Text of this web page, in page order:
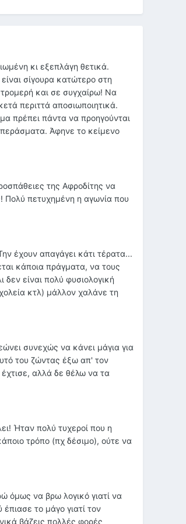
κι εξεπλάγη θετικά.
σίγουρα κατώτερο στη
και σε συγχαίρω! Να
περιττά αποσιωποιητικά.
πρέπει πάντα να προηγούνται
Άφηνε το κείμενο
της Αφροδίτης να
Πολύ πετυχημένη η αγωνία που
έχουν απαγάγει κάτι τέρατα...
κάποια πράγματα, να τους
είναι πολύ φυσιολογική
κτλ) μάλλον χαλάνε τη
συνεχώς να κάνει μάγια για
του ζώντας έξω απ' τον
αλλά δε θέλω να τα
Ήταν πολύ τυχεροί που η
τρόπο (πχ δέσιμο), ούτε να
όμως να βρω λογικό γιατί να
το μάγο γιατί τον
βάζεις πολλές φορές